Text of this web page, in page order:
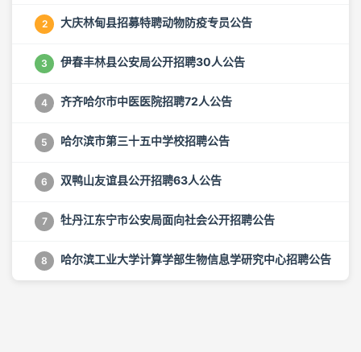
2 大庆林甸县招募特聘动物防疫专员公告
3 伊春丰林县公安局公开招聘30人公告
4 齐齐哈尔市中医医院招聘72人公告
5 哈尔滨市第三十五中学校招聘公告
6 双鸭山友谊县公开招聘63人公告
7 牡丹江东宁市公安局面向社会公开招聘公告
8 哈尔滨工业大学计算学部生物信息学研究中心招聘公告